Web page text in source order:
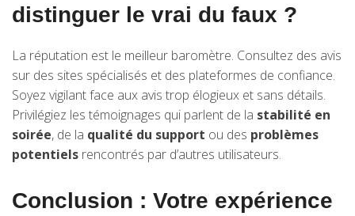
distinguer le vrai du faux ?
La réputation est le meilleur baromètre. Consultez des avis
sur des sites spécialisés et des plateformes de confiance.
Soyez vigilant face aux avis trop élogieux et sans détails.
Privilégiez les témoignages qui parlent de la stabilité en
soirée, de la qualité du support ou des problèmes
potentiels rencontrés par d’autres utilisateurs.
Conclusion : Votre expérience